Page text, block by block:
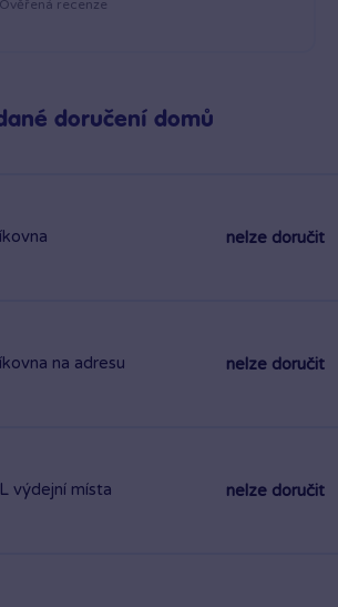
Ověřená recenze
doručení domů
nelze doručit
na adresu nelze doručit
výdejní místa nelze doručit